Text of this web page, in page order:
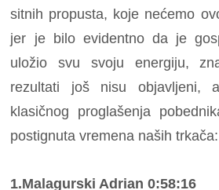
sitnih propusta, koje nećemo
jer je bilo evidentno da je
uložio svu svoju energiju,
rezultati još nisu
klasičnog proglašenja
postignuta vremena naših trkača:
1.Malagurski Adrian 0:58:16